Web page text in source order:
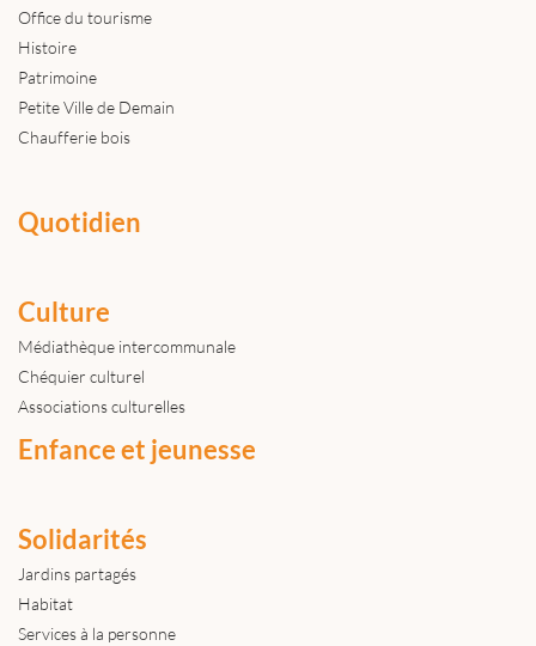
Office du tourisme
Histoire
Patrimoine
Petite Ville de Demain
Chaufferie bois
Quotidien
Culture
Médiathèque intercommunale
Chéquier culturel
Associations culturelles
Enfance et jeunesse
Solidarités
Jardins partagés
Habitat
Services à la personne